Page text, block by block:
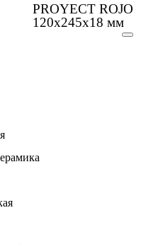
PROYECT ROJO
120x245x18 мм